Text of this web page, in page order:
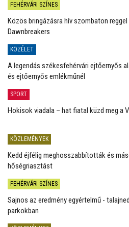
FEHÉRVÁRI SZÍNES
Közös bringázásra hív szombaton
Dawnbreakers
KÖZÉLET
A legendás székesfehérvári ejtőernyős
és ejtőernyős emlékműnél
SPORT
Hokisok viadala – hat fiatal küzd meg a
KÖZLEMÉNYEK
Kedd éjfélig meghosszabbították és
hőségriasztást
FEHÉRVÁRI SZÍNES
Sajnos az eredmény egyértelmű -
parkokban